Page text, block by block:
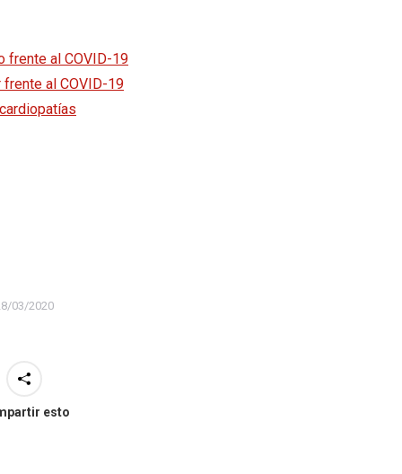
frente al COVID-19
al COVID-19
03/2020
esto